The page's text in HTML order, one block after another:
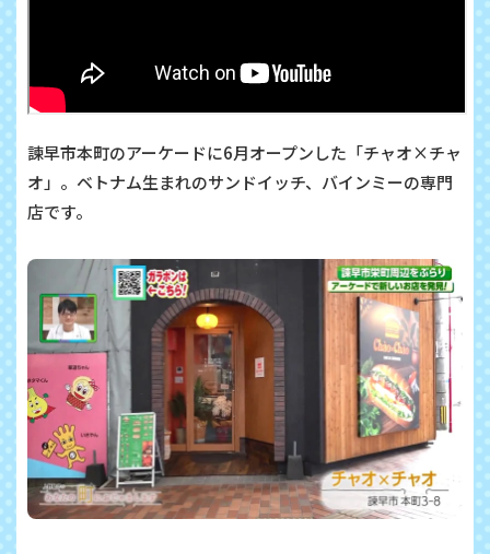
諫早市本町のアーケードに6月オープンした「チャオ×チャ
オ」。ベトナム生まれのサンドイッチ、バインミーの専門
店です。